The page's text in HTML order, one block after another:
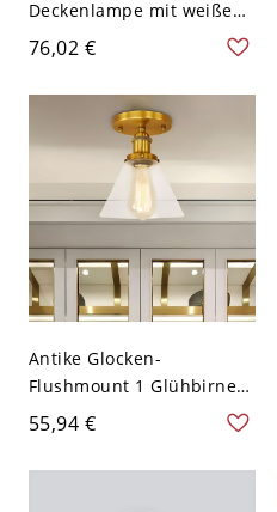
Deckenlampe mit weißem
Glasschirm, 1 Glühbirne,
Foyer Semi Flush Light mit
Goldring
76,02 €
Antike Glocken-
Flushmount 1 Glühbirne
Klares Glas Deckenlampe
in Messing für
Wohnzimmer
55,94 €